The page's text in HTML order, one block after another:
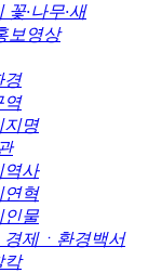
꽃·나무·새
보영상
경
역
지명
역사
연혁
인물
경제ㆍ환경백서
칵